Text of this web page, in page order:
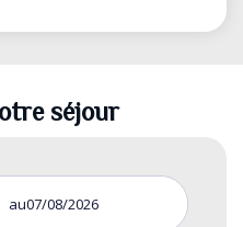
séjour
au